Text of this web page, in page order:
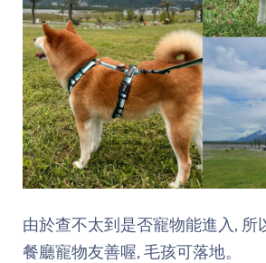
由於查不太到是否寵物能進入, 所
餐廳寵物友善喔, 毛孩可落地。